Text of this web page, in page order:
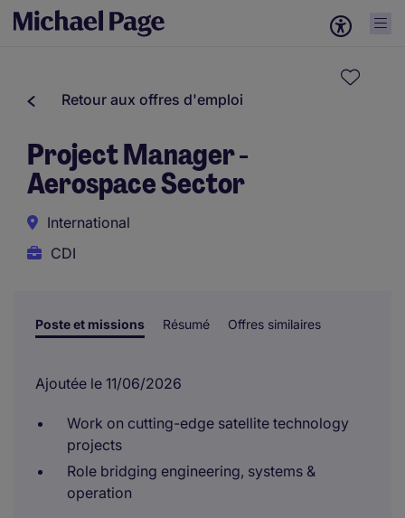
Retour aux offres d'emploi
Project Manager -
Aerospace Sector
International
CDI
Poste et missions Résumé Offres similaires
Ajoutée le 11/06/2026
Work on cutting-edge satellite technology
projects
Role bridging engineering, systems &
operation